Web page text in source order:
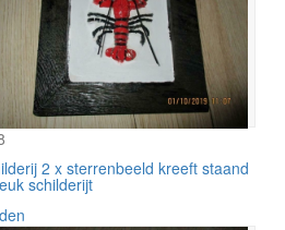
2 x sterrenbeeld kreeft staand
schilderijt